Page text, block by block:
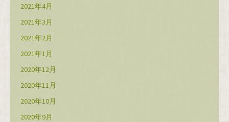
2021年4月
2021年3月
2021年2月
2021年1月
2020年12月
2020年11月
2020年10月
2020年9月